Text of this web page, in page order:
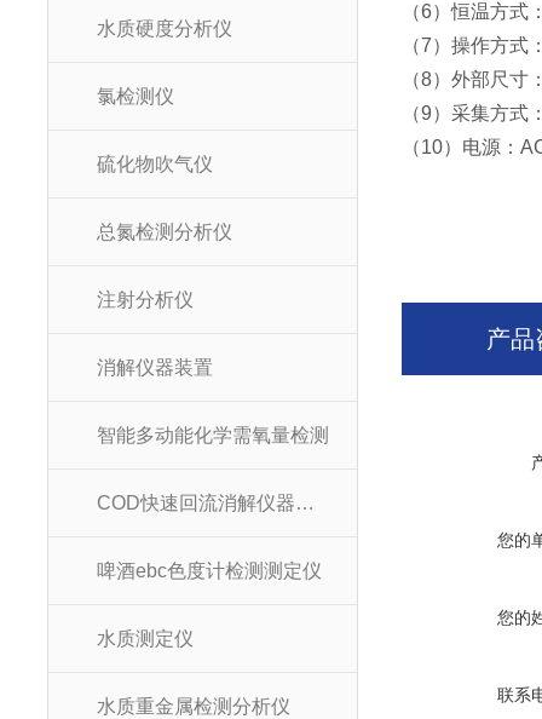
水质硬度分析仪
氯检测仪
硫化物吹气仪
总氮检测分析仪
注射分析仪
消解仪器装置
智能多动能化学需氧量检测
COD快速回流消解仪器装置
啤酒ebc色度计检测测定仪
水质测定仪
水质重金属检测分析仪
（6）恒温方式
（7）操作方式
（8）外部尺寸
（9）采集方式
（10）电源：
产品
您的
您的
联系